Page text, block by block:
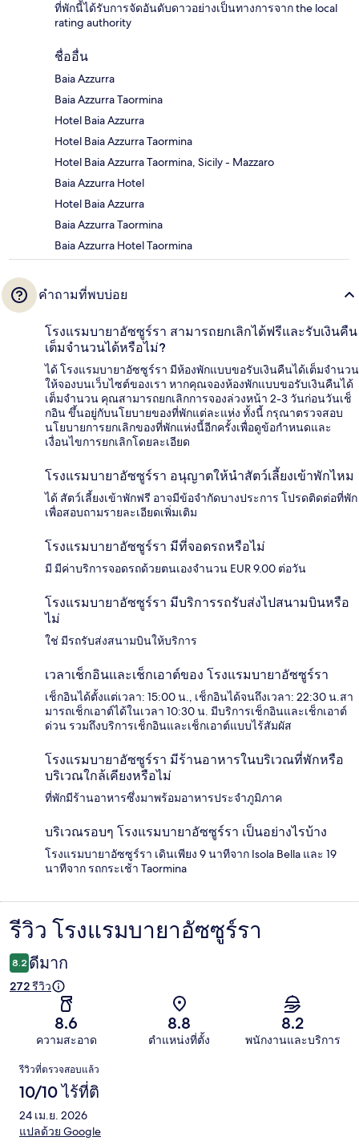
ที่พักนี้ได้รับการจัดอันดับดาวอย่างเป็นทางการจาก the local
rating authority
ชื่ออื่น
Baia Azzurra
Baia Azzurra Taormina
Hotel Baia Azzurra
Hotel Baia Azzurra Taormina
Hotel Baia Azzurra Taormina, Sicily - Mazzaro
Baia Azzurra Hotel
Hotel Baia Azzurra
Baia Azzurra Taormina
Baia Azzurra Hotel Taormina
คำถามที่พบบ่อย
โรงแรมบายาอัซซูร์รา สามารถยกเลิกได้ฟรีและรับเงินคืน
เต็มจำนวนได้หรือไม่?
ได้ โรงแรมบายาอัซซูร์รา มีห้องพักแบบขอรับเงินคืนได้เต็มจำนวน
ให้จองบนเว็บไซต์ของเรา หากคุณจองห้องพักแบบขอรับเงินคืนได้
เต็มจำนวน คุณสามารถยกเลิกการจองล่วงหน้า 2-3 วันก่อนวันเช็
กอิน ขึ้นอยู่กับนโยบายของที่พักแต่ละแห่ง ทั้งนี้ กรุณาตรวจสอบ
นโยบายการยกเลิกของที่พักแห่งนี้อีกครั้งเพื่อดูข้อกำหนดและ
เงื่อนไขการยกเลิกโดยละเอียด
โรงแรมบายาอัซซูร์รา อนุญาตให้นำสัตว์เลี้ยงเข้าพักไหม
ได้ สัตว์เลี้ยงเข้าพักฟรี อาจมีข้อจำกัดบางประการ โปรดติดต่อที่พัก
เพื่อสอบถามรายละเอียดเพิ่มเติม
โรงแรมบายาอัซซูร์รา มีที่จอดรถหรือไม่
มี มีค่าบริการจอดรถด้วยตนเองจำนวน EUR 9.00 ต่อวัน
โรงแรมบายาอัซซูร์รา มีบริการรถรับส่งไปสนามบินหรือ
ไม่
ใช่ มีรถรับส่งสนามบินให้บริการ
เวลาเช็กอินและเช็กเอาต์ของ โรงแรมบายาอัซซูร์รา
เช็กอินได้ตั้งแต่เวลา: 15:00 น., เช็กอินได้จนถึงเวลา: 22:30 น.สา
มารถเช็กเอาต์ได้ในเวลา 10:30 น. มีบริการเช็กอินและเช็กเอาต์
ด่วน รวมถึงบริการเช็กอินและเช็กเอาต์แบบไร้สัมผัส
โรงแรมบายาอัซซูร์รา มีร้านอาหารในบริเวณที่พักหรือ
บริเวณใกล้เคียงหรือไม่
ที่พักมีร้านอาหารซึ่งมาพร้อมอาหารประจำภูมิภาค
บริเวณรอบๆ โรงแรมบายาอัซซูร์รา เป็นอย่างไรบ้าง
โรงแรมบายาอัซซูร์รา เดินเพียง 9 นาทีจาก Isola Bella และ 19
นาทีจาก รถกระเช้า Taormina
รีวิว
รีวิว โรงแรมบายาอัซซูร์รา
8.2 ดีมาก
272 รีวิว
8.6
ความสะอาด
8.8
ตำแหน่งที่ตั้ง
8.2
พนักงานและบริการ
รีวิว
รีวิวที่ตรวจสอบแล้ว
10/10 ไร้ที่ติ
24 เม.ย. 2026
แปลด้วย Google